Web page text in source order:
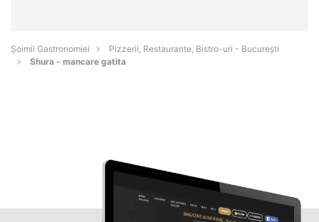
Șoimii Gastronomiei
Pizzerii, Restaurante, Bistro-uri - Bucureşti
Shura - mancare gatita